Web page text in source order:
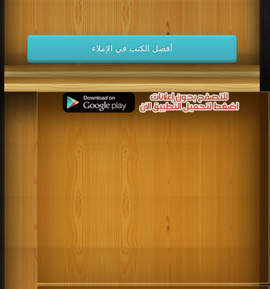
أفضل الكتب في الإملاء